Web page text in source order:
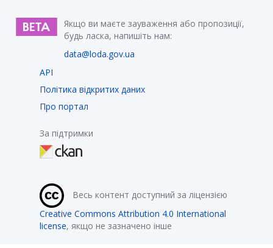
Якщо ви маєте зауваження або пропозиції,
будь ласка, напишіть нам:
data@loda.gov.ua
API
Політика відкритих даних
Про портал
За підтримки
Весь контент доступний за ліцензією
Creative Commons Attribution 4.0 International
license, якщо не зазначено інше